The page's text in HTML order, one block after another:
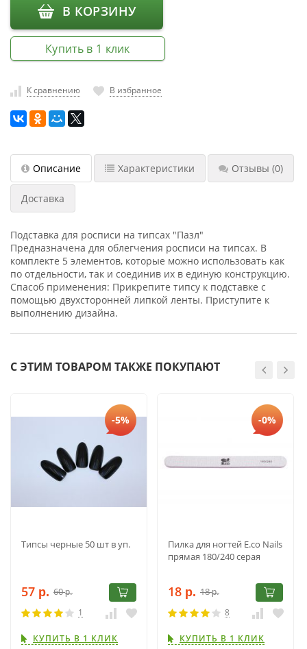
насадки
Хранение
инструмента
В КОРЗИНУ
Купить в 1 клик
К сравнению В избранное
Описание Характеристики Отзывы (0)
Доставка
Подставка для росписи на типсах "Пазл"
Предназначена для облегчения росписи на типсах. В
комплекте 5 элементов, которые можно использовать как
по отдельности, так и соединив их в единую конструкцию.
Спасоб применения: Прикрепите типсу к подставке с
помощью двухсторонней липкой ленты. Приступите к
выполнению дизайна.
С ЭТИМ ТОВАРОМ ТАКЖЕ ПОКУПАЮТ
-5%
Типсы черные 50 шт в уп.
57 р. 60р.
1
КУПИТЬ В 1 КЛИК
-0%
Пилка для ногтей E.co Nails
прямая 180/240 серая
18 р. 18р.
8
КУПИТЬ В 1 КЛИК